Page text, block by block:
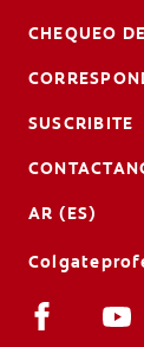
CHEQUEO
SUSCRIBITE
AR (ES)